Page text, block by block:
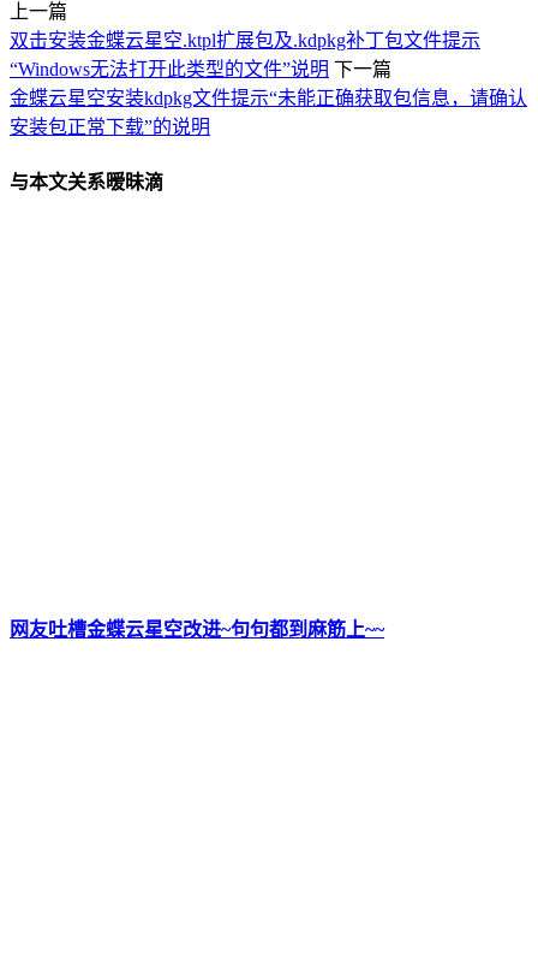
上一篇
双击安装金蝶云星空.ktpl扩展包及.kdpkg补丁包文件提示
“Windows无法打开此类型的文件”说明 下一篇
金蝶云星空安装kdpkg文件提示“未能正确获取包信息，请确认
安装包正常下载”的说明
与本文关系暧昧滴
网友吐槽金蝶云星空改进~句句都到麻筋上~~